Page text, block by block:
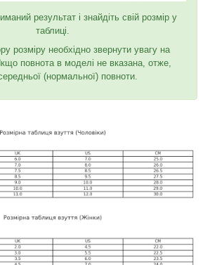
результат і знайдіть свій розмір у
таблиці.
розміру необхідно звернути увагу на
повнота в моделі не вказана, отже,
(нормальної) повноти.